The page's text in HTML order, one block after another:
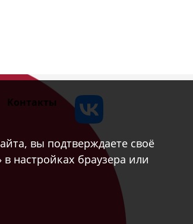
Контакты
вы подтверждаете своё
настройках браузера или